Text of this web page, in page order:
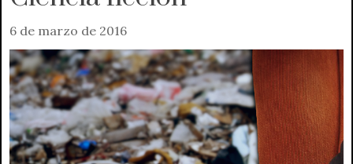
6 de marzo de 2016